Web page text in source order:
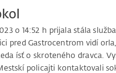
o 14:52 h prijala stála
pred Gastrocentrom vidí
ísť o skroteného dravca.
policajti kontaktovali